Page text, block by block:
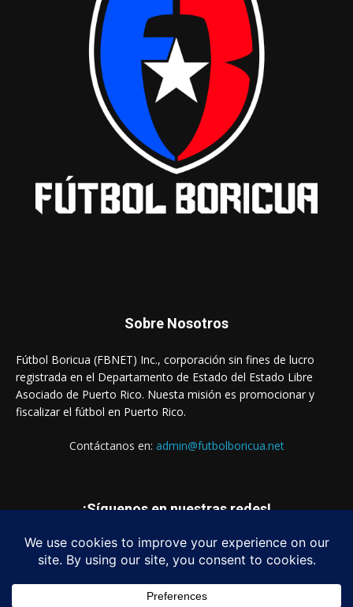
Sobre Nosotros
Fútbol Boricua (FBNET) Inc., corporación sin fines de lucro
registrada en el Departamento de Estado del Estado Libre
Asociado de Puerto Rico. Nuesta misión es promocionar y
fiscalizar el fútbol en Puerto Rico.
Contáctanos en: admin@futbolboricua.net
¡Síguenos en nuestras redes!